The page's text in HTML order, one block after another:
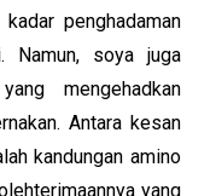
penghadaman
Namun, soya juga
mengehadkan
Antara kesan
kandungan amino
yang